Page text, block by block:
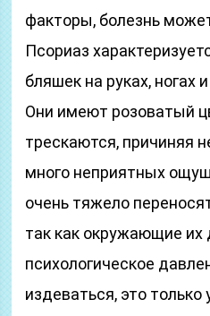
факторы, болезнь
Псориаз
бляшек на руках, ногах
Они имеют розоватый
трескаются, причиняя
много неприятных
очень тяжело
так как окружающие
психологическое
издеваться, это